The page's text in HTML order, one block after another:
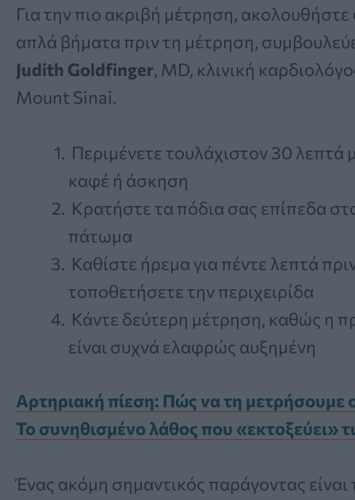
Για την πιο ακριβή μέτρηση, ακολουθήστε
απλά βήματα πριν τη μέτρηση,
Judith Goldfinger, MD, κλινική
Mount Sinai.
Περιμένετε τουλάχιστον 30 λεπτά
καφέ ή άσκηση
Κρατήστε τα πόδια σας επίπεδα
πάτωμα
Καθίστε ήρεμα για πέντε λεπτά
τοποθετήσετε την περιχειρίδα
Κάντε δεύτερη μέτρηση, καθώς η
είναι συχνά ελαφρώς αυξημένη
Αρτηριακή πίεση: Πώς να τη μετρήσουμε
Το συνηθισμένο λάθος που «εκτοξεύει»
Ένας ακόμη σημαντικός παράγοντας είναι